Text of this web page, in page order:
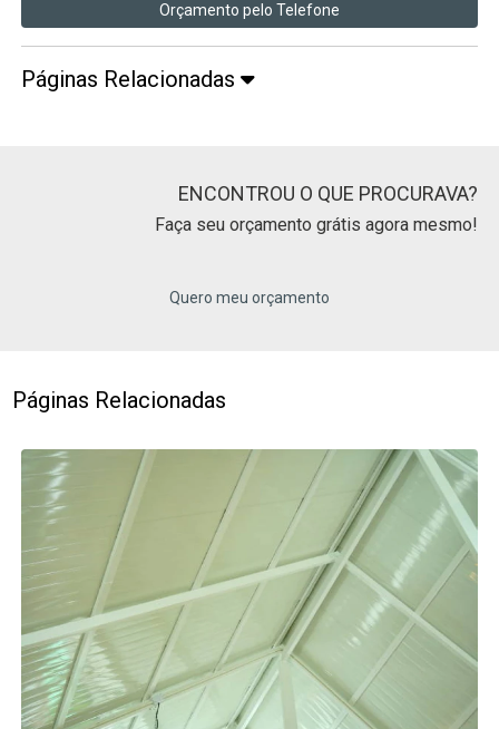
Orçamento pelo Telefone
Páginas Relacionadas
ENCONTROU O QUE PROCURAVA?
Faça seu orçamento grátis agora mesmo!
Quero meu orçamento
Páginas Relacionadas